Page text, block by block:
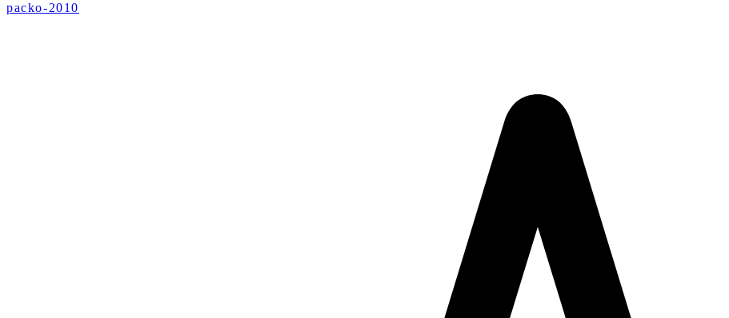
packo-2010